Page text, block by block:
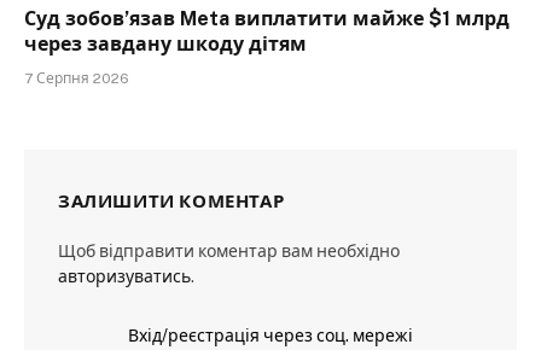
Суд зобов’язав Meta виплатити майже $1 млрд
через завдану шкоду дітям
7 Серпня 2026
ЗАЛИШИТИ КОМЕНТАР
Щоб відправити коментар вам необхідно
авторизуватись.
Вхід/реєстрація через соц. мережі